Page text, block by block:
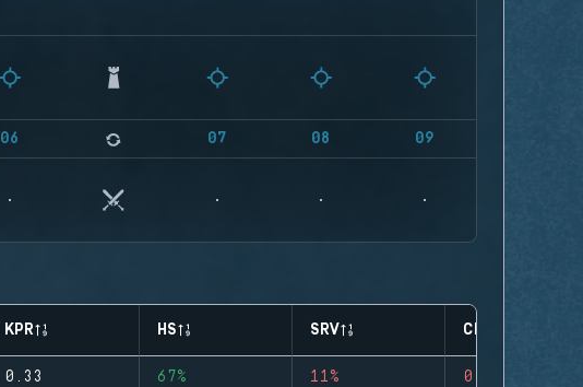
06 07 08 09
KPR HS SRV CLUTCHES
0.33 67% 11% 0